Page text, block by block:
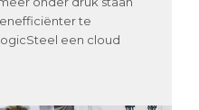
te
een cloud